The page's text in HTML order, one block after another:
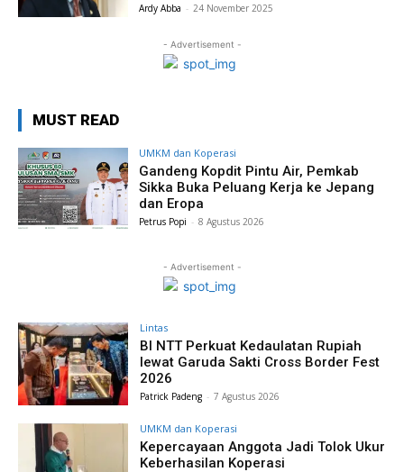
Ardy Abba - 24 November 2025
- Advertisement -
MUST READ
UMKM dan Koperasi
Gandeng Kopdit Pintu Air, Pemkab
Sikka Buka Peluang Kerja ke Jepang
dan Eropa
Petrus Popi - 8 Agustus 2026
- Advertisement -
Lintas
BI NTT Perkuat Kedaulatan Rupiah
lewat Garuda Sakti Cross Border Fest
2026
Patrick Padeng - 7 Agustus 2026
UMKM dan Koperasi
Kepercayaan Anggota Jadi Tolok Ukur
Keberhasilan Koperasi